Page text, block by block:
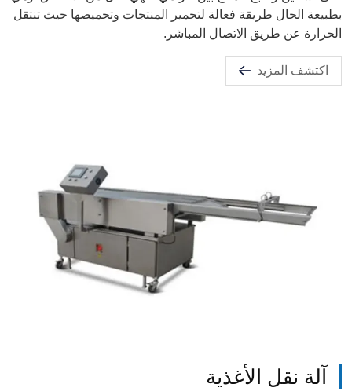
بطبيعة الحال طريقة فعالة لتحمير المنتجات وتحميصها حيث تنتقل
الحرارة عن طريق الاتصال المباشر.
اكتشف المزيد
آلة نقل الأغذية